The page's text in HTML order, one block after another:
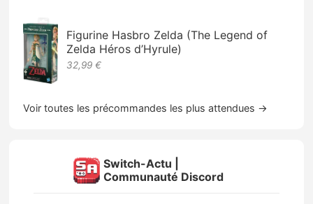
Figurine Hasbro Zelda (The Legend of
Zelda Héros d’Hyrule)
32,99 €
Voir toutes les précommandes les plus attendues →
Switch-Actu |
Communauté Discord